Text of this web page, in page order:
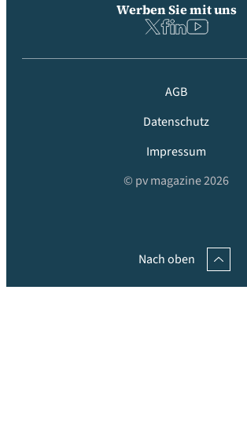
Werben Sie mit uns
AGB
Datenschutz
Impressum
© pv magazine 2026
Nach oben